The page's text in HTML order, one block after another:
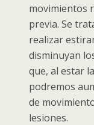
movimientos
previa. Se
realizar
disminuyan
que, al estar
podremos
de
lesiones.